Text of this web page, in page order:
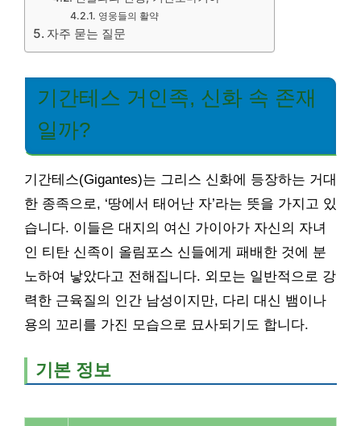
영웅들의 활약
자주 묻는 질문
기간테스 거인족, 신화 속 존재
일까?
기간테스(Gigantes)는 그리스 신화에 등장하는 거대
한 종족으로, ‘땅에서 태어난 자’라는 뜻을 가지고 있
습니다. 이들은 대지의 여신 가이아가 자신의 자녀
인 티탄 신족이 올림포스 신들에게 패배한 것에 분
노하여 낳았다고 전해집니다. 외모는 일반적으로 강
력한 근육질의 인간 남성이지만, 다리 대신 뱀이나
용의 꼬리를 가진 모습으로 묘사되기도 합니다.
기본 정보